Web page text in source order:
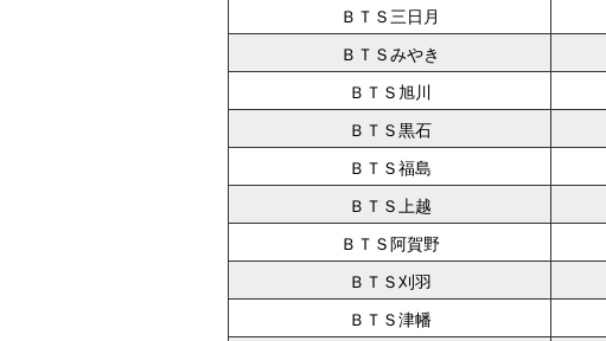
ＢＴＳ三日月
ＢＴＳみやき
ＢＴＳ旭川
ＢＴＳ黒石
ＢＴＳ福島
ＢＴＳ上越
ＢＴＳ阿賀野
ＢＴＳ刈羽
ＢＴＳ津幡